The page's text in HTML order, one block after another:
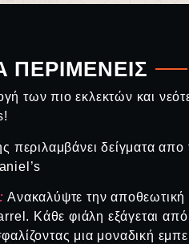
ΠΕΡΙΜΕΝΕΙΣ
των πιο εκλεκτών και
περιλαμβάνει δείγματα απο
Ανακαλύψτε την αποθεωτική
Κάθε φιάλη εξάγεται
μια μοναδική